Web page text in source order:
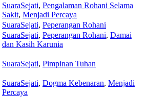
SuaraSejati, Pengalaman Rohani Selama
Sakit, Menjadi Percaya
SuaraSejati, Peperangan Rohani
SuaraSejati, Peperangan Rohani, Damai
dan Kasih Karunia
SuaraSejati, Pimpinan Tuhan
SuaraSejati, Dogma Kebenaran, Menjadi
Percaya